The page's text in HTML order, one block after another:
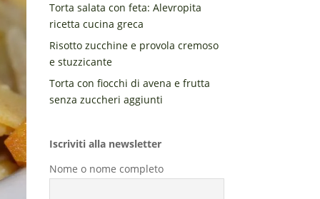
Torta salata con feta: Alevropita
ricetta cucina greca
Risotto zucchine e provola cremoso
e stuzzicante
Torta con fiocchi di avena e frutta
senza zuccheri aggiunti
Iscriviti alla newsletter
Nome o nome completo